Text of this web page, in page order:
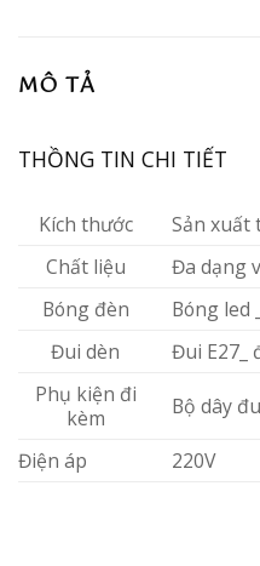
MÔ TẢ
THỒNG TIN CHI TIẾT
Kích thước
Sản xuất
Chất liệu
Đa dạng
Bóng đèn
Bóng led
Đui dèn
Đui E27_
Phụ kiện đi
kèm
Bộ dây
Điện áp 220V